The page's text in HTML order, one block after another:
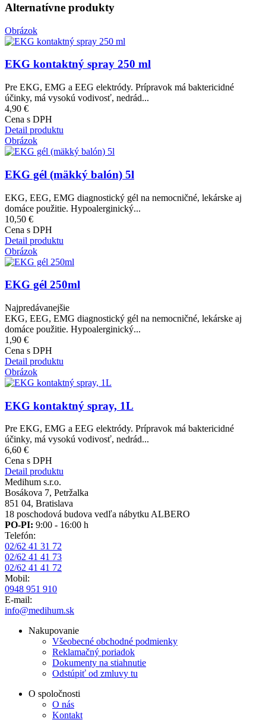
Alternatívne produkty
Obrázok
EKG kontaktný spray 250 ml
Pre EKG, EMG a EEG elektródy. Prípravok má baktericidné
účinky, má vysokú vodivosť, nedrád...
4,90 €
Cena s DPH
Detail produktu
Obrázok
EKG gél (mäkký balón) 5l
EKG, EEG, EMG diagnostický gél na nemocničné, lekárske aj
domáce použitie. Hypoalerginický...
10,50 €
Cena s DPH
Detail produktu
Obrázok
EKG gél 250ml
Najpredávanejšie
EKG, EEG, EMG diagnostický gél na nemocničné, lekárske aj
domáce použitie. Hypoalerginický...
1,90 €
Cena s DPH
Detail produktu
Obrázok
EKG kontaktný spray, 1L
Pre EKG, EMG a EEG elektródy. Prípravok má baktericidné
účinky, má vysokú vodivosť, nedrád...
6,60 €
Cena s DPH
Detail produktu
Medihum s.r.o.
Bosákova 7, Petržalka
851 04, Bratislava
18 poschodová budova vedľa nábytku ALBERO
PO-PI: 9:00 - 16:00 h
Telefón:
02/62 41 31 72
02/62 41 41 73
02/62 41 41 72
Mobil:
0948 951 910
E-mail:
info@medihum.sk
Nakupovanie
Všeobecné obchodné podmienky
Reklamačný poriadok
Dokumenty na stiahnutie
Odstúpiť od zmluvy tu
O spoločnosti
O nás
Kontakt